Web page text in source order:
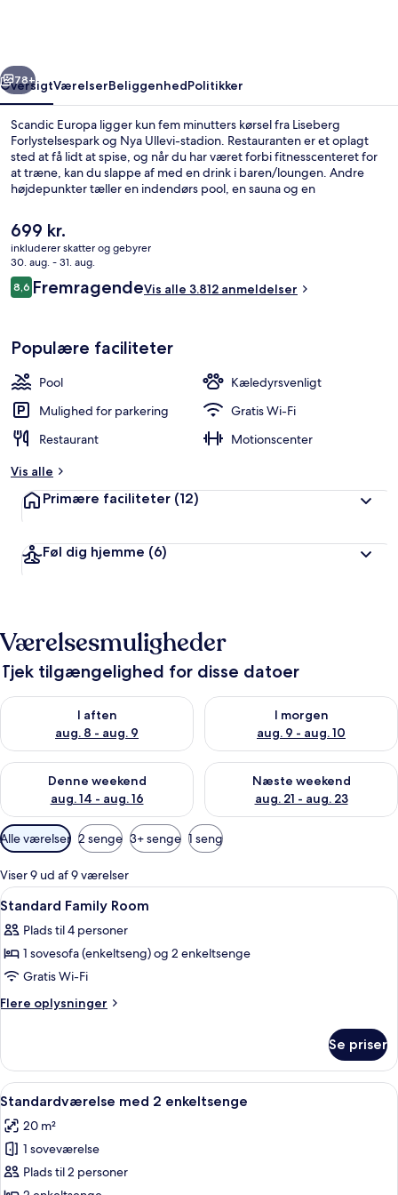
Næste
78+
OversigtVærelserBeliggenhedPolitikker
Scandic Europa ligger kun fem minutters kørsel fra Liseberg
Forlystelsespark og Nya Ullevi-stadion. Restauranten er et oplagt
sted at få lidt at spise, og når du har været forbi fitnesscenteret for
at træne, kan du slappe af med en drink i baren/loungen. Andre
højdepunkter tæller en indendørs pool, en sauna og en
personale og morgenmad. Overnatningsstedet ligger kun en kort
gåtur fra offentlig transport: Nordstan Sporvognsstation er få skridt
derfra og Brunnsparken Sporvognsstation ligger 3 minutter væk.
Den
nuværende
pris
er
699 kr.
699 kr.
inkluderer skatter og gebyrer
30. aug. - 31. aug.
Anmeldelser
8,68,6 ud af 10.
FremragendeVis alle 3.812 anmeldelser
Populære faciliteter
Pool
Kæledyrsvenligt
Mulighed for parkering
Gratis Wi-Fi
Restaurant
Motionscenter
Vis alle
Primære faciliteter (12)
Føl dig hjemme (6)
Værelsesmuligheder
Tjek tilgængelighed for disse datoer
I aften
aug. 8 - aug. 9
Tjek tilgængelighed for i aften aug. 8 - aug. 9
I morgen
aug. 9 - aug. 10
Tjek tilgængelighed for i
Denne weekend
aug. 14 - aug. 16
Tjek tilgængelighed for denne weekend aug. 14 - aug. 16
Næste weekend
aug. 21 - aug. 23
Tjek tilgængelighed for næste
Tilgængelige
filtre
for
værelser
Alle værelser 2 senge 3+ senge 1 seng
Viser 9 ud af 9 værelser
Indlæs
alle
billeder
af
Standard
Family
Pengeskab på værelset, skrivebord,
14
Standard Family Room
Plads til 4 personer
1 sovesofa (enkeltseng) og 2 enkeltsenge
Gratis Wi-Fi
Flere oplysninger
Flere
Family
Room
Se priser
Indlæs
alle
billeder
af
Standardværelse
Et hotelværelse med to senge, et
17
Standardværelse med 2 enkeltsenge
20 m²
1 soveværelse
Plads til 2 personer